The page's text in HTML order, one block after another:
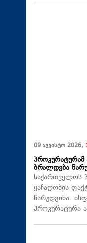
09 აგვისტო 2026,
პროკურატურამ
ბრალდება
საქართველოს
ყაჩაღობის
წარუდგინა.
პროკურატურა